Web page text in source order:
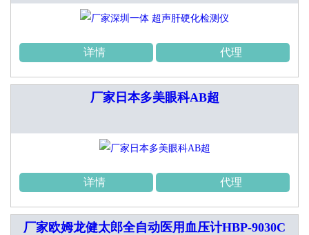
详情 代理
厂家日本多美眼科AB超
详情 代理
厂家欧姆龙健太郎全自动医用血压计HBP-9030C